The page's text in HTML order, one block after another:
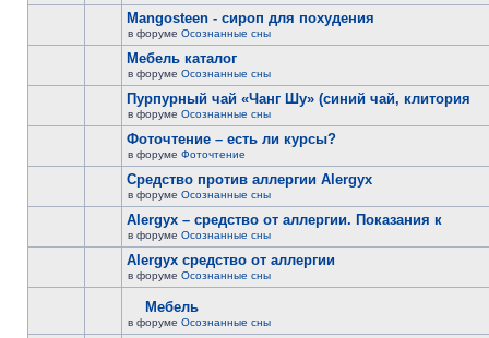
Mangosteen - сироп для похудения
в форуме Осознанные сны
Мебель каталог
в форуме Осознанные сны
Пурпурный чай «Чанг Шу» (синий чай, клитория
в форуме Осознанные сны
Фоточтение – есть ли курсы?
в форуме Фоточтение
Cредство против аллергии Alergyx
в форуме Осознанные сны
Alergyx – средство от аллергии. Показания к
в форуме Осознанные сны
Alergyx средство от аллергии
в форуме Осознанные сны
Мебель
в форуме Осознанные сны